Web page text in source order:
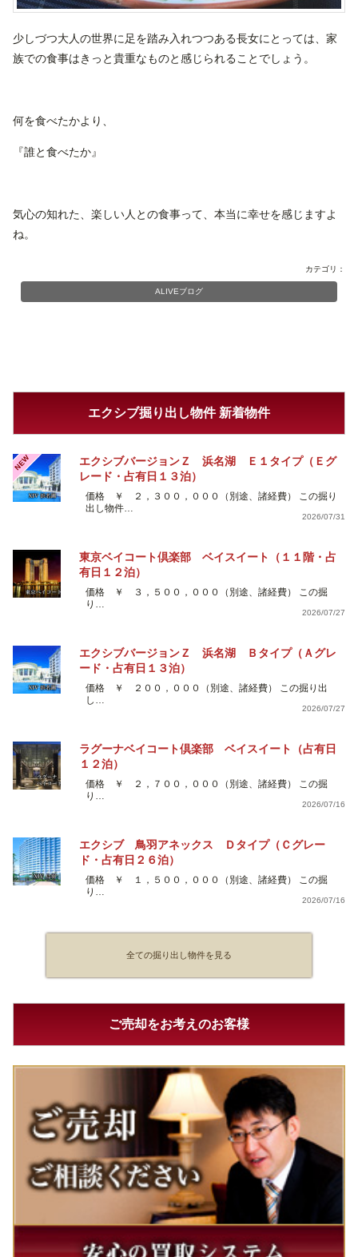
少しづつ大人の世界に足を踏み入れつつある長女にとっては、家
族での食事はきっと貴重なものと感じられることでしょう。
何を食べたかより、
『誰と食べたか』
気心の知れた、楽しい人との食事って、本当に幸せを感じますよ
ね。
カテゴリ：
ALIVEブログ
エクシブ掘り出し物件 新着物件
NEW
エクシブバージョンＺ 浜名湖 Ｅ１タイプ（Ｅグ
レード・占有日１３泊）
価格 ￥ ２，３００，０００（別途、諸経費） この掘り
出し物件…
2026/07/31
東京ベイコート倶楽部 ベイスイート（１１階・占
有日１２泊）
価格 ￥ ３，５００，０００（別途、諸経費） この掘
り…
2026/07/27
エクシブバージョンＺ 浜名湖 Ｂタイプ（Ａグレ
ード・占有日１３泊）
価格 ￥ ２００，０００（別途、諸経費） この掘り出
し…
2026/07/27
ラグーナベイコート倶楽部 ベイスイート（占有日
１２泊）
価格 ￥ ２，７００，０００（別途、諸経費） この掘
り…
2026/07/16
エクシブ 鳥羽アネックス Ｄタイプ（Ｃグレー
ド・占有日２６泊）
価格 ￥ １，５００，０００（別途、諸経費） この掘
り…
2026/07/16
全ての掘り出し物件を見る
ご売却をお考えのお客様